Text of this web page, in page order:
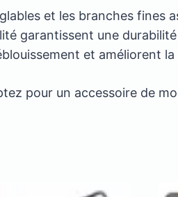
et les branches
garantissent une
et améliorent
pour un accessoire de